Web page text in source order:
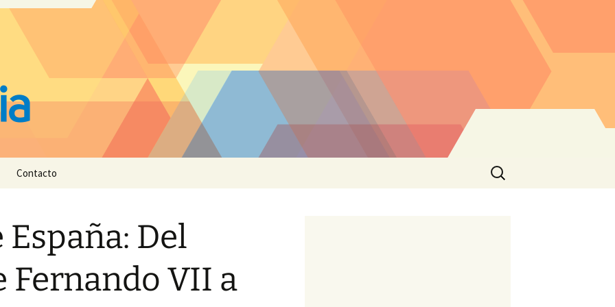
Contacto
Buscar:
Del
Fernando VII a